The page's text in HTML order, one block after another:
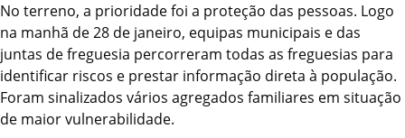
No terreno, a prioridade foi a proteção das pessoas. Logo
na manhã de 28 de janeiro, equipas municipais e das
juntas de freguesia percorreram todas as freguesias para
identificar riscos e prestar informação direta à população.
Foram sinalizados vários agregados familiares em situação
de maior vulnerabilidade.